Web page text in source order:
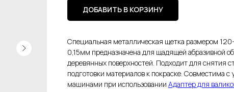
ДОБАВИТЬ В КОРЗИНУ
Специальная металлическая щетка размером
0,15мм предназначена для щадящей абразивной
деревянных поверхностей. Подходит для снятия
подготовки материалов к покраске. Совместима
машинами при использовании Адаптер для